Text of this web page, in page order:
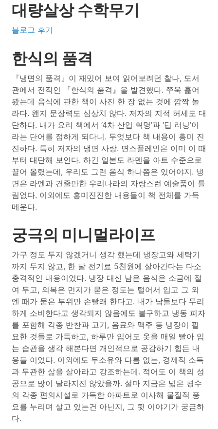
대량살상 수학무기
블로그 후기
한식의 품격
『냉면의 품격』이 재밌어 보여 읽어보려던 찰나, 도서
관에서 전작인 『한식의 품격』을 발견했다. 쭈욱 훑어
봤는데 음식에 관한 책이 사진 한 장 없는 것에 깜짝 놀
라다. 왠지 문장력도 심상치 않다. 저자의 지적 허세도 대
단하다. 내가 요리 책에서 ‘4차 산업 혁명’과 ‘딥 러닝’이
라는 단어를 접하게 되다니. 무엇보다 책 내용이 흥미 진
진하다. 특히 저자의 냉면 사랑. 면스플레인은 이미 이 때
부터 대단해 보인다. 하긴 일본도 라멘을 아트 수준으로
끌어 올렸는데, 우리도 그런 음식 하나쯤은 있어야지. 냉
면은 라멘과 견줄만한 우리나라의 자랑스런 예술품이 틀
림없다. 이외에도 흥미진진한 내용들이 책 전체를 가득
메운다.
궁극의 미니멀라이프
가구 정도 두지 않겠거니 생각 했는데 냉장고와 세탁기
까지 두지 않고, 한 달 전기료 5천원에 살아간다는 다소
충격적인 내용이었다. 냉장 대신 남은 음식은 소금에 절
여 두고, 의복은 먼지가 묻은 정도는 털어서 입고 그 외
엔 때가 묻은 부위만 손빨래 한다고. 내가 남들보다 무리
하게 소비한다고 생각되지 않음에도 불구하고 냉동 피자
를 포함해 각종 반찬과 고기, 음료와 맥주 등 냉장이 필
요한 것들로 가득하고, 하루만 입어도 옷을 매일 빨아 입
는 습관을 생각 해본다면 개인적으로 공감하기 힘든 내
용들 이었다. 이외에도 무소유와 다름 없는, 경제적 소득
과 무관한 삶을 살아라고 강조하는데. 적어도 이 책의 성
공으로 많이 달라지진 않았을까. 설마 지금은 넓은 평수
의 각종 편의시설로 가득한 아파트로 이사해 물질적 풍
요를 누리며 살고 있는건 아닌지, 그 뒷 이야기가 궁금하
다.